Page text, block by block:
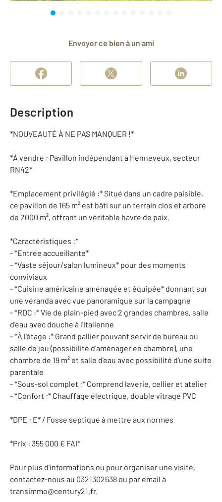
Envoyer ce bien à un ami
Description
*NOUVEAUTÉ À NE PAS MANQUER !*
*À vendre : Pavillon indépendant à Henneveux, secteur
RN42*
*Emplacement privilégié :* Situé dans un cadre paisible,
ce pavillon de 165 m² est bâti sur un terrain clos et arboré
de 2000 m², offrant un véritable havre de paix.
*Caractéristiques :*
- *Entrée accueillante*
- *Vaste séjour/salon lumineux* pour des moments
conviviaux
- *Cuisine américaine aménagée et équipée* donnant sur
une véranda avec vue panoramique sur la campagne
- *RDC :* Vie de plain-pied avec 2 grandes chambres, salle
d'eau avec douche à l'italienne
- *À l'étage :* Grand pallier pouvant servir de bureau ou
salle de jeu (possibilité d'aménager en chambre), une
chambre de 19 m² et salle d'eau avec possibilité d'une suite
parentale
- *Sous-sol complet :* Comprend laverie, cellier et atelier
- *Confort :* Chauffage électrique, double vitrage PVC
*DPE : E* / Fosse septique à mettre aux normes
*Prix : 355 000 € FAI*
Pour plus d'informations ou pour organiser une visite,
contactez-nous au 0321302638 ou par email à
transimmo@century21.fr.